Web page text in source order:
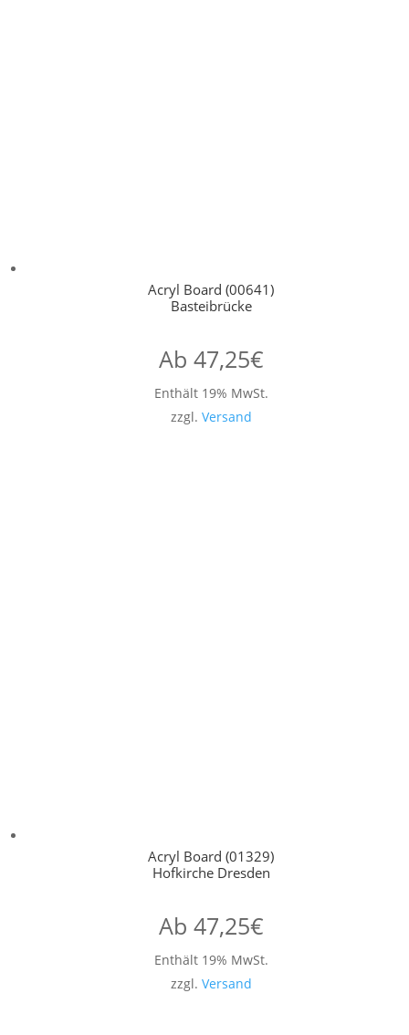
Acryl Board (00641)
Basteibrücke
Ab 47,25€
Enthält 19% MwSt.
zzgl. Versand
Acryl Board (01329)
Hofkirche Dresden
Ab 47,25€
Enthält 19% MwSt.
zzgl. Versand